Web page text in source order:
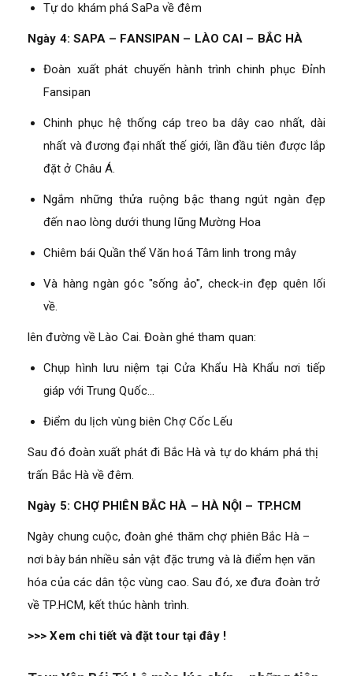
Tự do khám phá SaPa về đêm
Ngày 4: SAPA – FANSIPAN – LÀO CAI – BẮC HÀ
Đoàn xuất phát chuyến hành trình chinh phục Đỉnh
Fansipan
Chinh phục hệ thống cáp treo ba dây cao nhất, dài
nhất và đương đại nhất thế giới, lần đầu tiên được lắp
đặt ở Châu Á.
Ngắm những thửa ruộng bậc thang ngút ngàn đẹp
đến nao lòng dưới thung lũng Mường Hoa
Chiêm bái Quần thể Văn hoá Tâm linh trong mây
Và hàng ngàn góc "sống ảo", check-in đẹp quên lối
về.
lên đường về Lào Cai. Đoàn ghé tham quan:
Chụp hình lưu niệm tại Cửa Khẩu Hà Khẩu nơi tiếp
giáp với Trung Quốc…
Điểm du lịch vùng biên Chợ Cốc Lếu
Sau đó đoàn xuất phát đi Bắc Hà và tự do khám phá thị
trấn Bắc Hà về đêm.
Ngày 5: CHỢ PHIÊN BẮC HÀ – HÀ NỘI – TP.HCM
Ngày chung cuộc, đoàn ghé thăm chợ phiên Bắc Hà –
nơi bày bán nhiều sản vật đặc trưng và là điểm hẹn văn
hóa của các dân tộc vùng cao. Sau đó, xe đưa đoàn trở
về TP.HCM, kết thúc hành trình.
>>> Xem chi tiết và đặt tour tại đây !